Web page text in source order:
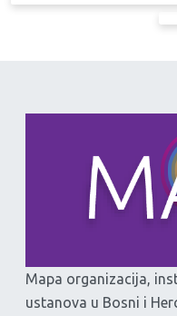
Mapa organizacija,
ustanova u Bosni i